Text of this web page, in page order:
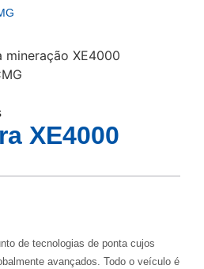
XE4000
de tecnologias de ponta cujos
avançados. Todo o veículo é